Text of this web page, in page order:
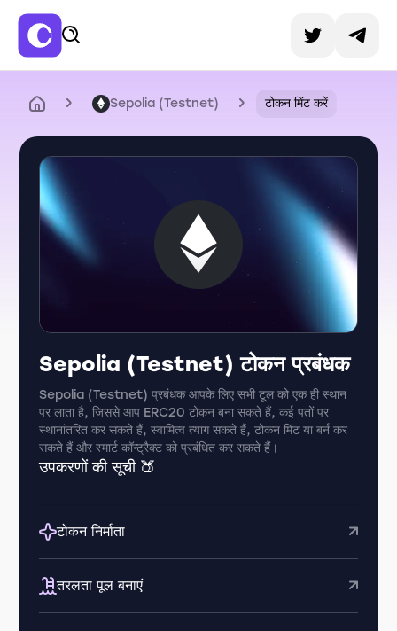
Sepolia (Testnet) टोकन मिंट करें
Sepolia (Testnet) टोकन प्रबंधक
Sepolia (Testnet) प्रबंधक आपके लिए सभी टूल को एक ही स्थान
पर लाता है, जिससे आप ERC20 टोकन बना सकते हैं, कई पतों पर
स्थानांतरित कर सकते हैं, स्वामित्व त्याग सकते हैं, टोकन मिंट या बर्न कर
सकते हैं और स्मार्ट कॉन्ट्रैक्ट को प्रबंधित कर सकते हैं।
उपकरणों की सूची 🍑
टोकन निर्माता
तरलता पूल बनाएं